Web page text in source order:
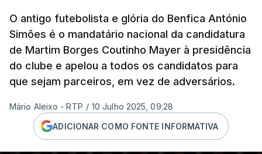
O antigo futebolista e glória do Benfica António
Simões é o mandatário nacional da candidatura
de Martim Borges Coutinho Mayer à presidência
do clube e apelou a todos os candidatos para
que sejam parceiros, em vez de adversários.
Mário Aleixo - RTP / 10 Julho 2025, 09:28
ADICIONAR COMO FONTE INFORMATIVA